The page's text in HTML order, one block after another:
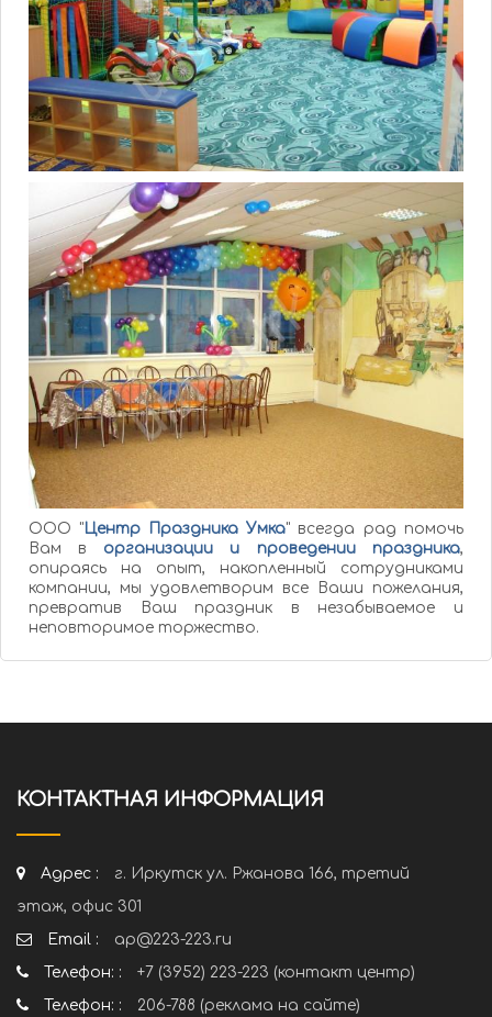
ООО " Центр Праздника Умка" всегда рад помочь
Вам в организации и проведении праздника,
опираясь на опыт, накопленный сотрудниками
компании, мы удовлетворим все Ваши пожелания,
превратив Ваш праздник в незабываемое и
неповторимое торжество.
КОНТАКТНАЯ ИНФОРМАЦИЯ
Адрес :
г. Иркутск ул. Ржанова 166, третий
этаж, офис 301
Email :
ap@223-223.ru
Телефон: :
+7 (3952) 223-223 (контакт центр)
Телефон: :
206-788 (реклама на сайте)